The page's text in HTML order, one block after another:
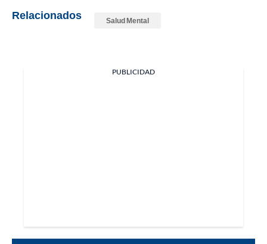
Relacionados Salud Mental
PUBLICIDAD